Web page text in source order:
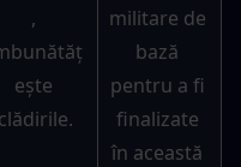
,
ește
clădirile.
militare de
bază
pentru a fi
finalizate
în această